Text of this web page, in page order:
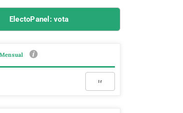
ElectoPanel: vota
Ir